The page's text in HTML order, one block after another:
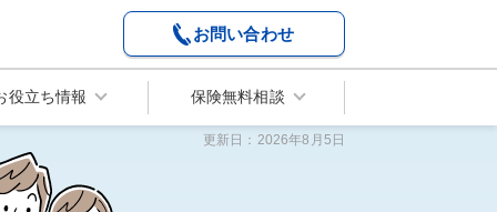
お問い合わせ
役立ち情報 保険無料相談
更新日： 2026年8月5日